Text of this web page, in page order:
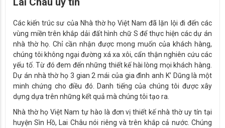
Các kiến trúc sư của Nhà thờ họ Việt Nam đã lặn lội đi đến các
vùng miền trên khắp dải đất hình chữ S để thực hiện các dự án
nhà thờ họ. Chỉ cần nhận được mong muốn của khách hàng,
chúng tôi không ngại đường xá xa xôi, cẩn thận nghiên cứu các
yếu tố. Từ đó đem đến những thiết kế hài lòng mọi khách hàng.
Dự án nhà thờ họ 3 gian 2 mái của gia đình anh K’ Dũng là một
minh chứng cho điều đó. Danh tiếng của chúng tôi được xây
dựng dựa trên những kết quả mà chúng tôi tạo ra.
Nhà thờ họ Việt Nam tự hào là đơn vị thiết kế nhà thờ uy tín tại
huyện Sìn Hồ, Lai Châu nói riêng và trên khắp cả nước. Chúng